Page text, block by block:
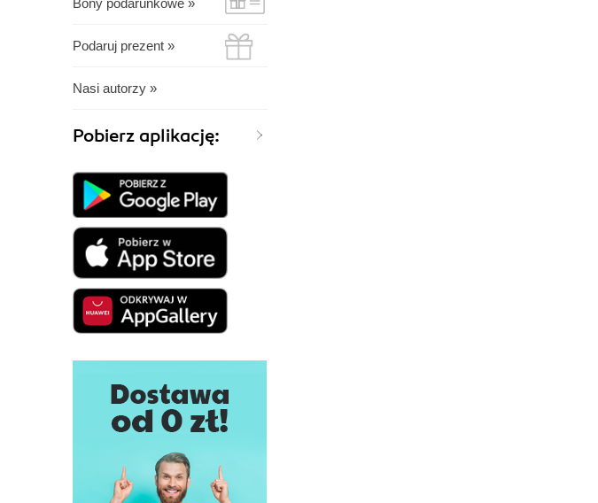
Bony podarunkowe »
Podaruj prezent »
Nasi autorzy »
Pobierz aplikację: